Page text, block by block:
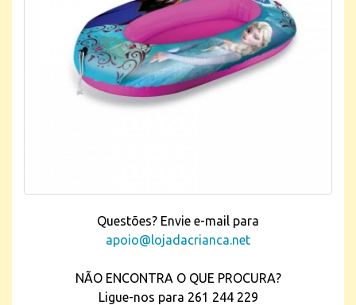
Questões? Envie e-mail para
apoio@lojadacrianca.net
NÃO ENCONTRA O QUE PROCURA?
Ligue-nos para 261 244 229